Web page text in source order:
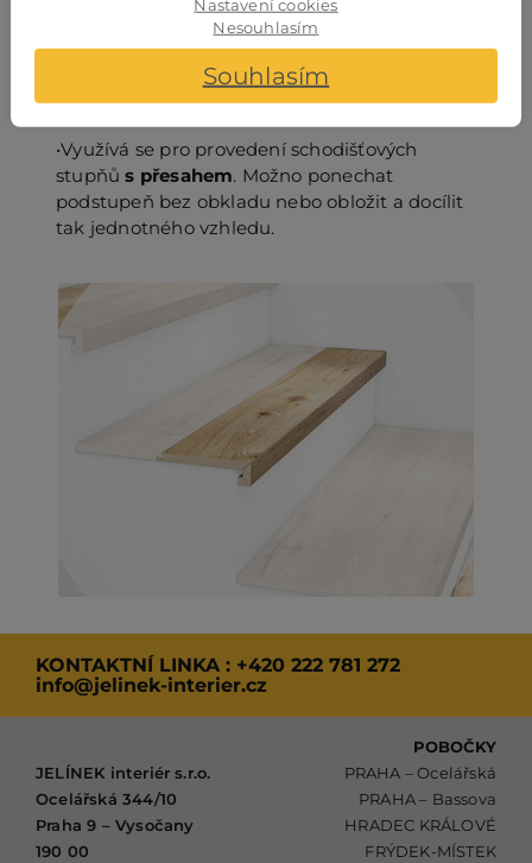
Profil SKP 1
dvakrát zalomený
•Využívá se pro provedení schodišťových
stupňůs přesahem. Možno ponechat
podstupeň bez obkladu nebo obložit a docílit
tak jednotného vzhledu.
KONTAKTNÍ LINKA : +420 222 781 272
info@jelinek-interier.cz
JELÍNEK interiér s.r.o.
Ocelářská 344/10
Praha 9 – Vysočany
190 00
POBOČKY
PRAHA – Ocelářská
PRAHA – Bassova
HRADEC KRÁLOVÉ
FRÝDEK-MÍSTEK
Nastavení cookies
Nesouhlasím
Souhlasím